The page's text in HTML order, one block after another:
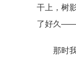
干上，树
了好久——
那时